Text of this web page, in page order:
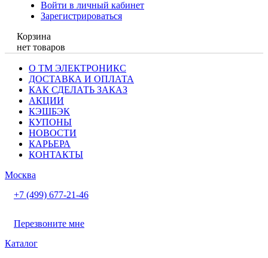
Войти в личный кабинет
Зарегистрироваться
Корзина
нет товаров
О ТМ ЭЛЕКТРОНИКС
ДОСТАВКА И ОПЛАТА
КАК СДЕЛАТЬ ЗАКАЗ
АКЦИИ
КЭШБЭК
КУПОНЫ
НОВОСТИ
КАРЬЕРА
КОНТАКТЫ
Москва
+7 (499) 677-21-46
Перезвоните мне
Каталог